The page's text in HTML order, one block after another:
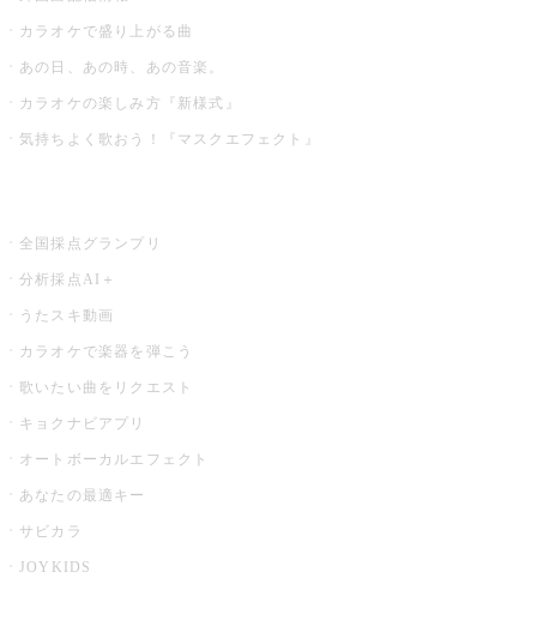
カラオケで盛り上がる曲
あの日、あの時、あの音楽。
カラオケの楽しみ方『新様式』
気持ちよく歌おう！『マスクエフェクト』
全国採点グランプリ
分析採点AI＋
うたスキ動画
カラオケで楽器を弾こう
歌いたい曲をリクエスト
キョクナビアプリ
オートボーカルエフェクト
あなたの最適キー
サビカラ
JOYKIDS